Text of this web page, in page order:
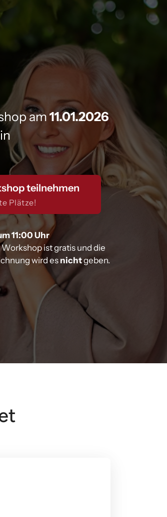
am
teilnehmen
Plätze!
11:00 Uhr
ist gratis und die
wird es nicht geben.